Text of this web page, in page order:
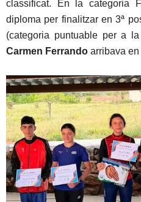
classificat. En la categoria
diploma per finalitzar en 3ª
(categoria puntuable per a la
Carmen Ferrando arribava en